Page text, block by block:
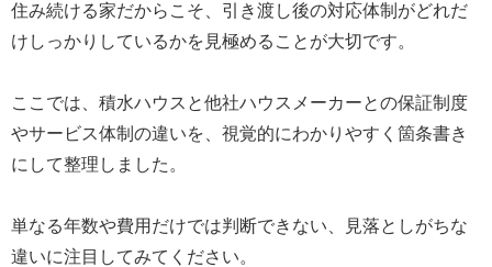
住み続ける家だからこそ、引き渡し後の対応体制がどれだ
けしっかりしているかを見極めることが大切です。
ここでは、積水ハウスと他社ハウスメーカーとの保証制度
やサービス体制の違いを、視覚的にわかりやすく箇条書き
にして整理しました。
単なる年数や費用だけでは判断できない、見落としがちな
違いに注目してみてください。